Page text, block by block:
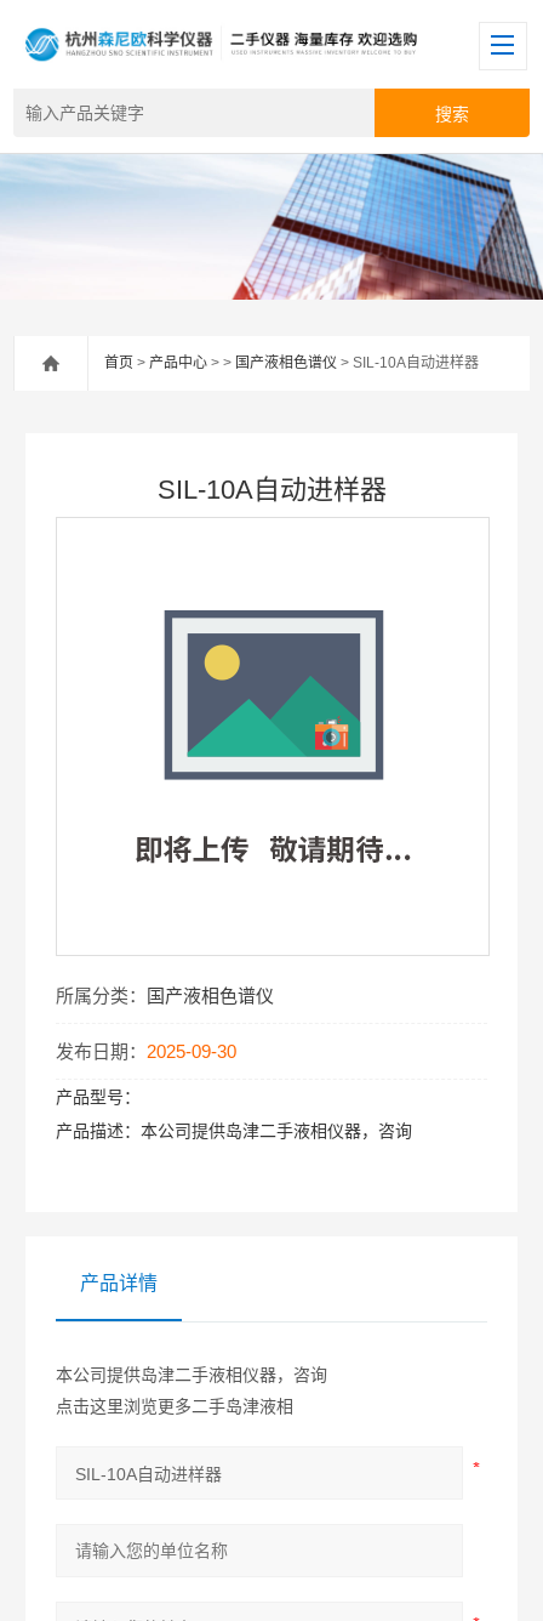
首页 >产品中心 > > 国产液相色谱仪 > SIL-10A自动进样器
SIL-10A自动进样器
所属分类： 国产液相色谱仪
发布日期： 2025-09-30
产品型号：
产品描述：本公司提供岛津二手液相仪器，咨询
产品详情
本公司提供岛津二手液相仪器，咨询
点击这里浏览更多二手岛津液相